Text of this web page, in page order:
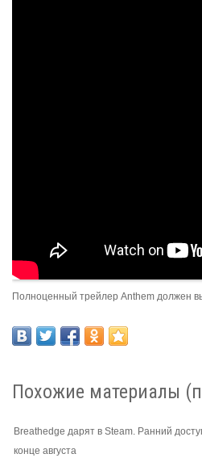
Полноценный трейлер Anthem должен
Похожие материалы
Breathedge дарят в Steam. Ранний
конце августа